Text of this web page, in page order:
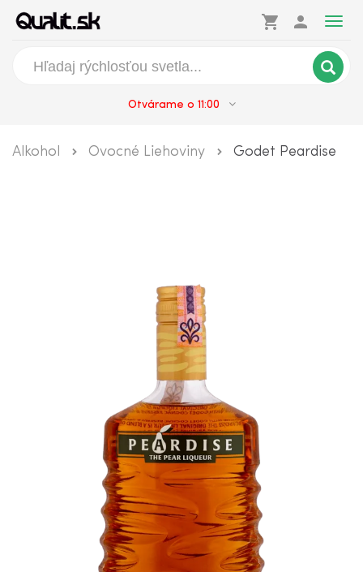
Otvárame o 11:00
shopping_cart person
Alkohol Ovocné Liehoviny Godet Peardise